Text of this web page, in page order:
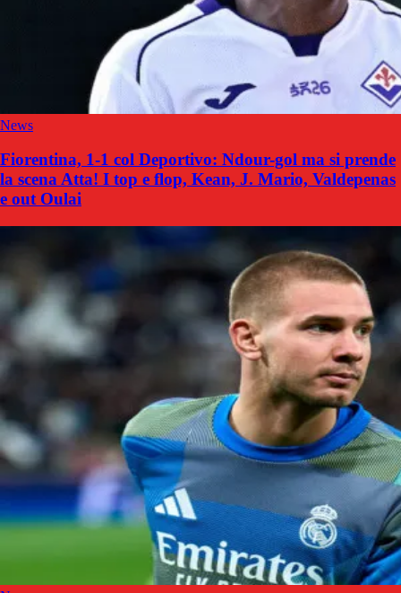
News
Fiorentina, 1-1 col Deportivo: Ndour-gol ma si prende
la scena Atta! I top e flop, Kean, J. Mario, Valdepenas
e out Oulai